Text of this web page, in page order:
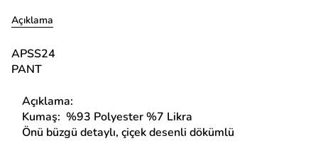
Açıklama
APSS24
PANT
Açıklama:
Kumaş:  %93 Polyester %7 Likra
Önü büzgü detaylı, çiçek desenli dökümlü